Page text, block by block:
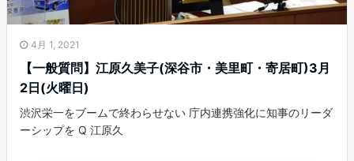
4月 1, 2021
【一般質問】江原久美子(深谷市・美里町・寄居町)3月
2日(火曜日)
渋沢栄一をブームで終わらせない 庁内連携強化に知事のリーダ
ーシップを Q 江原久